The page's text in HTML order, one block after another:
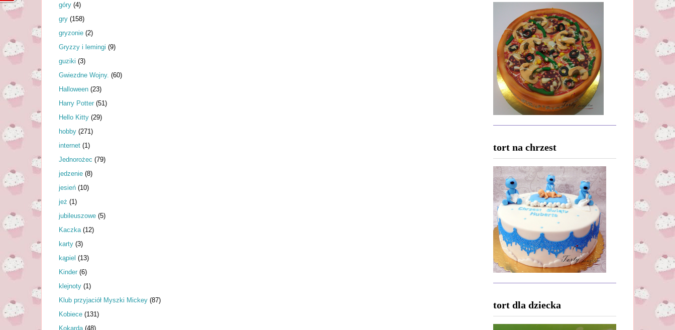
góry (4)
gry (158)
gryzonie (2)
Gryzzy i lemingi (9)
guziki (3)
Gwiezdne Wojny. (60)
Halloween (23)
Harry Potter (51)
Hello Kitty (29)
hobby (271)
internet (1)
Jednorożec (79)
jedzenie (8)
jesień (10)
jeż (1)
jubileuszowe (5)
Kaczka (12)
karty (3)
kąpiel (13)
Kinder (6)
klejnoty (1)
Klub przyjaciół Myszki Mickey (87)
Kobiece (131)
Kokarda (48)
tort na chrzest
tort dla dziecka